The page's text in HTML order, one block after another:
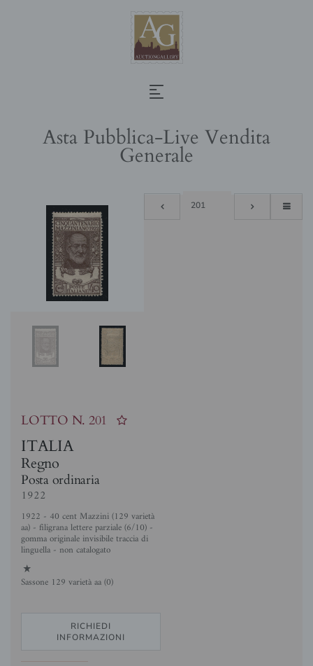
Asta Pubblica-Live Vendita
Generale
LOTTO N. 201
ITALIA
Regno
Posta ordinaria
1922
1922 - 40 cent Mazzini (129 varietà
aa) - filigrana lettere parziale (6/10) -
gomma originale invisibile traccia di
linguella - non catalogato
1
Sassone 129 varietà aa (0)
RICHIEDI
INFORMAZIONI